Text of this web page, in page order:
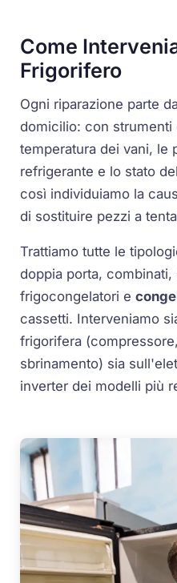
Come
Frigorifero
Ogni riparazione parte
domicilio: con strumenti
temperatura dei vani, le
refrigerante e lo stato
così individuiamo la
di sostituire pezzi a
Trattiamo tutte le
doppia porta,
frigocongelatori e
cassetti. Interveniamo
frigorifera
sbrinamento) sia
inverter dei modelli più